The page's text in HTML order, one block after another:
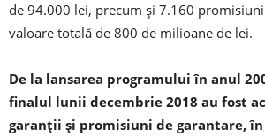
de 94.000 lei, precum şi 7.160
valoare totală de 800 de milioane de lei.
De la lansarea programului în anul
finalul lunii decembrie 2018 au fost
garanţii şi promisiuni de garantare,